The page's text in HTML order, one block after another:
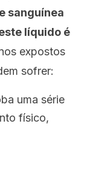
sanguínea
líquido é
expostos
sofrer:
uma série
físico,